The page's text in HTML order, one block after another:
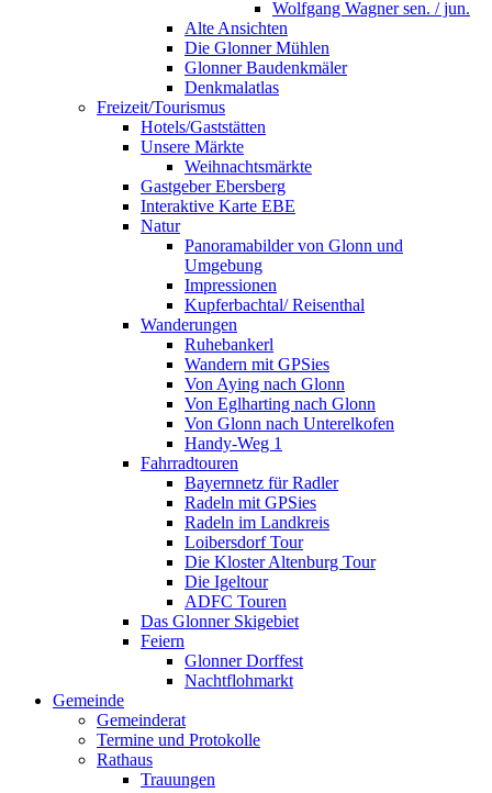
Wolfgang Wagner sen. / jun.
Alte Ansichten
Die Glonner Mühlen
Glonner Baudenkmäler
Denkmalatlas
Freizeit/Tourismus
Hotels/Gaststätten
Unsere Märkte
Weihnachtsmärkte
Gastgeber Ebersberg
Interaktive Karte EBE
Natur
Panoramabilder von Glonn und
Umgebung
Impressionen
Kupferbachtal/ Reisenthal
Wanderungen
Ruhebankerl
Wandern mit GPSies
Von Aying nach Glonn
Von Eglharting nach Glonn
Von Glonn nach Unterelkofen
Handy-Weg 1
Fahrradtouren
Bayernnetz für Radler
Radeln mit GPSies
Radeln im Landkreis
Loibersdorf Tour
Die Kloster Altenburg Tour
Die Igeltour
ADFC Touren
Das Glonner Skigebiet
Feiern
Glonner Dorffest
Nachtflohmarkt
Gemeinde
Gemeinderat
Termine und Protokolle
Rathaus
Trauungen